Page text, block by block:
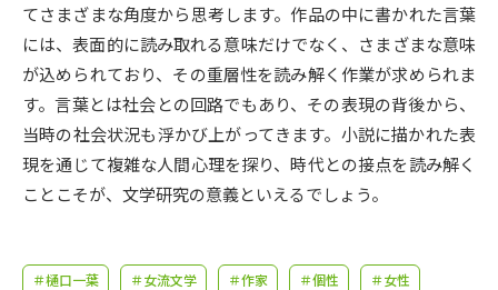
併願校選び 受験スケジュールを立てよう
先輩が入学を決めた理由 テレメール全国一斉進学調査
新生活お役立ちガイド
てさまざまな角度から思考します。作品の中に書かれた言葉
には、表面的に読み取れる意味だけでなく、さまざまな意味
が込められており、その重層性を読み解く作業が求められま
す。言葉とは社会との回路でもあり、その表現の背後から、
当時の社会状況も浮かび上がってきます。小説に描かれた表
現を通じて複雑な人間心理を探り、時代との接点を読み解く
ことこそが、文学研究の意義といえるでしょう。
＃樋口一葉 ＃女流文学 ＃作家 ＃個性 ＃女性